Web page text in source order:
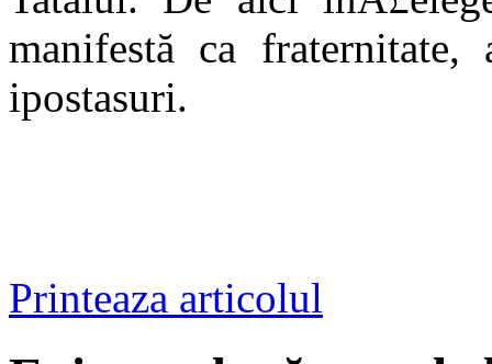
manifestă ca fraternitate,
ipostasuri.
Printeaza articolul